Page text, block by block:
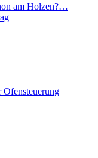
am Holzen?…